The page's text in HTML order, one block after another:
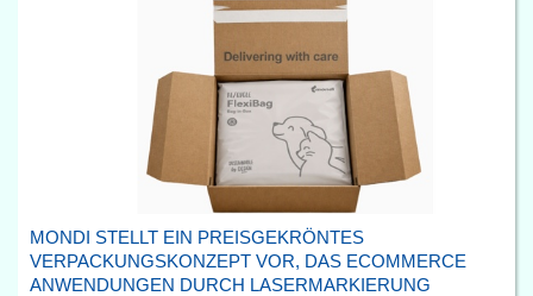
MONDI STELLT EIN PREISGEKRÖNTES
VERPACKUNGSKONZEPT VOR, DAS ECOMMERCE
ANWENDUNGEN DURCH LASERMARKIERUNG